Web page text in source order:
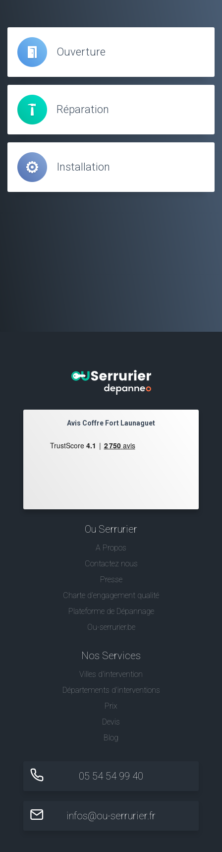
Ouverture
Réparation
Installation
Avis Coffre Fort Launaguet
Ou Serrurier
A Propos
Contactez nous
Presse
Charte d’engagement qualité
Plateforme de Dépannage
Ou-serrurier.be
Nos Services
Villes d'intervention
Départements d'interventions
Prix
Devis
Blog
05 54 54 99 40
infos@ou-serrurier.fr